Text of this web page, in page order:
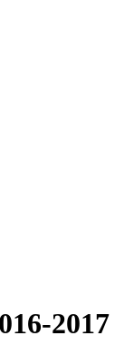
2017